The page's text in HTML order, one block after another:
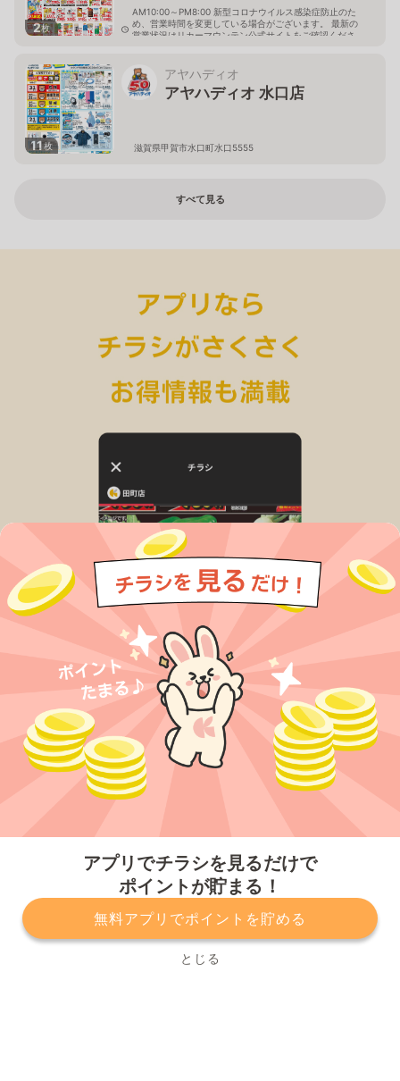
アプリでチラシを見るだけで
ポイントが貯まる！
無料アプリでポイントを貯める
とじる
2枚
AM10:00～PM8:00 新型コロナウイルス感染症防止のた
め、営業時間を変更している場合がございます。 最新の
営業状況はリカーマウンテン公式サイトをご確認くださ
11枚
アヤハディオ
アヤハディオ 水口店
滋賀県甲賀市水口町水口5555
すべて見る
プライバシーポリシー 利用規約
運営会社
サービスに関してのお問い合わせ